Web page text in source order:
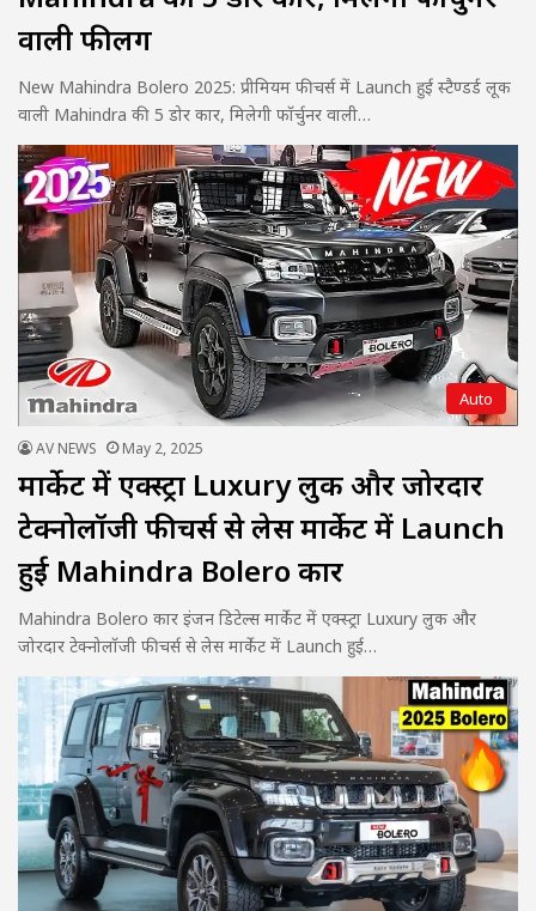
वाली फीलिंग
New Mahindra Bolero 2025: प्रीमियम फीचर्स में Launch हुई स्टैण्डर्ड लूक
वाली Mahindra की 5 डोर कार, मिलेगी फॉर्चुनर वाली…
Auto
AV NEWS May 2, 2025
मार्केट में एक्स्ट्रा Luxury लुक और जोरदार
टेक्नोलॉजी फीचर्स से लेस मार्केट में Launch
हुई Mahindra Bolero कार
Mahindra Bolero कार इंजन डिटेल्स मार्केट में एक्स्ट्रा Luxury लुक और
जोरदार टेक्नोलॉजी फीचर्स से लेस मार्केट में Launch हुई…